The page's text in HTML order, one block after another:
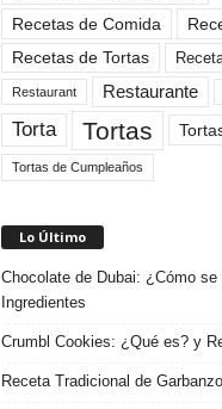
Recetas de Comida
Recetas de Tortas
Restaurant Restaurante
Torta Tortas
Tortas de Cumpleaños
Lo Último
Chocolate de Dubai: ¿Cómo se
Ingredientes
Crumbl Cookies: ¿Qué es? y
Receta Tradicional de